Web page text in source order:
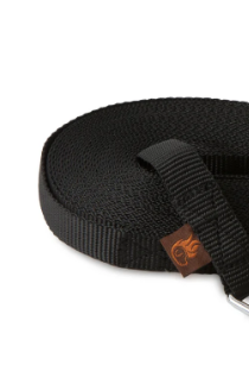
hvězdiček.